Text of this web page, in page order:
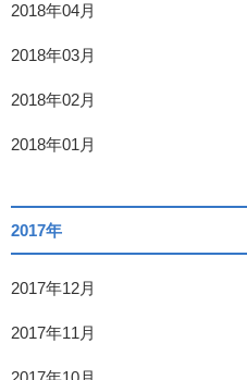
2018年04月
2018年03月
2018年02月
2018年01月
2017年
2017年12月
2017年11月